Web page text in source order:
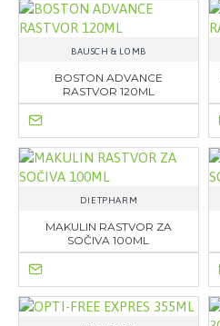
BAUSCH & LOMB
BOSTON ADVANCE
RASTVOR 120ML
DIETPHARM
MAKULIN RASTVOR ZA
SOČIVA 100ML